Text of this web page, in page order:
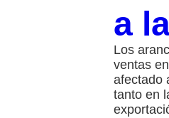
a
Los
ventas
afectado
tanto en